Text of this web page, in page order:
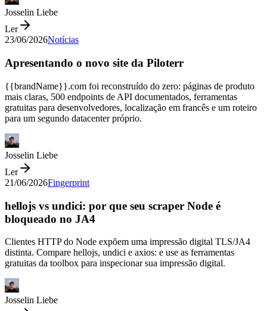
Josselin Liebe
Ler
23/06/2026Notícias
Apresentando o novo site da Piloterr
{{brandName}}.com foi reconstruído do zero: páginas de produto
mais claras, 500 endpoints de API documentados, ferramentas
gratuitas para desenvolvedores, localização em francês e um roteiro
para um segundo datacenter próprio.
Josselin Liebe
Ler
21/06/2026Fingerprint
hellojs vs undici: por que seu scraper Node é
bloqueado no JA4
Clientes HTTP do Node expõem uma impressão digital TLS/JA4
distinta. Compare hellojs, undici e axios: e use as ferramentas
gratuitas da toolbox para inspecionar sua impressão digital.
Josselin Liebe